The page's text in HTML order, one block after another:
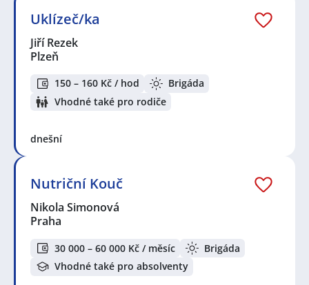
Uklízeč/ka
Jiří Rezek
Plzeň
150 – 160 Kč / hod
Brigáda
Vhodné také pro rodiče
dnešní
Nutriční Kouč
Nikola Simonová
Praha
30 000 – 60 000 Kč / měsíc
Brigáda
Vhodné také pro absolventy